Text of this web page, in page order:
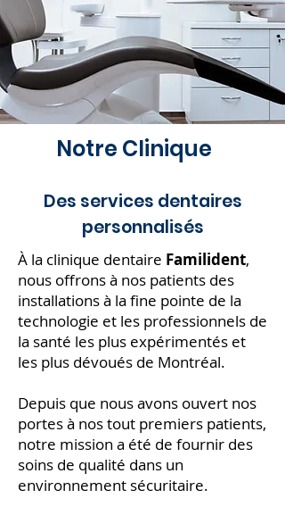
Notre Clinique
Des services dentaires
personnalisés
À la clinique dentaire Familident,
nous offrons à nos patients des
installations à la fine pointe de la
technologie et les professionnels de
la santé les plus expérimentés et
les plus dévoués de Montréal.
Depuis que nous avons ouvert nos
portes à nos tout premiers patients,
notre mission a été de fournir des
soins de qualité dans un
environnement sécuritaire.